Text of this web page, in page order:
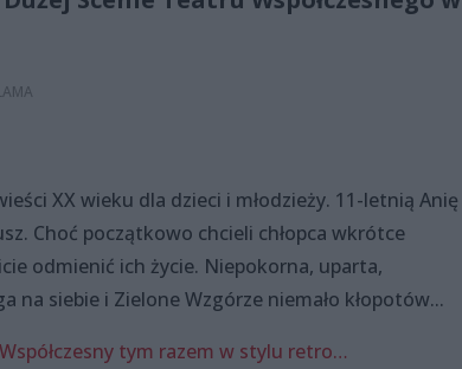
XX wieku dla dzieci i młodzieży. 11-letnią Anię
Choć początkowo chcieli chłopca wkrótce
odmienić ich życie. Niepokorna, uparta,
na siebie i Zielone Wzgórze niemało kłopotów...
tym razem w stylu retro…